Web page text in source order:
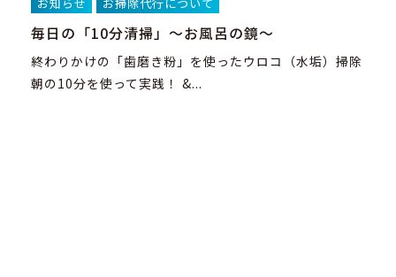
毎日の「10分清掃」～お風呂の鏡～
終わりかけの「歯磨き粉」を使ったウロコ（水垢）掃除
朝の10分を使って実践！ &...